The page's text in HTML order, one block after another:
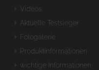
Videos
Aktuelle Testsieger
Fotogalerie
Produktinformationen
wichtige Informationen